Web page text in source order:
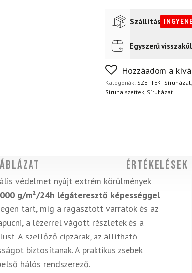
mennyiségSzállítás
Futár a címreIngyenes
FoxPost
Egyszerű
Nem biztos a
napon belül, indoklás
Hozzáadom a
Kategóriák: SZETTEK - Síruházat,
Síruha szettek, Síruházat
Értékelések
védelmet nyújt extrém körülmények
g/m²/24h légáteresztő képességgel
tart, míg a ragasztott varratok és az
a lézerrel vágott részletek és a
A szellőző cipzárak, az állítható
biztosítanak. A praktikus zsebek
hálós rendszerező.